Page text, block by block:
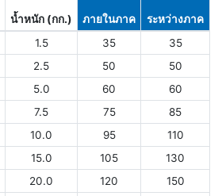
น้ำหนัก (กก.) ภายในภาค
ระหว่างภาค
1.5 35
35
2.5 50
50
5.0 60
60
7.5 75
85
10.0 95
110
15.0 105
130
20.0 120
150